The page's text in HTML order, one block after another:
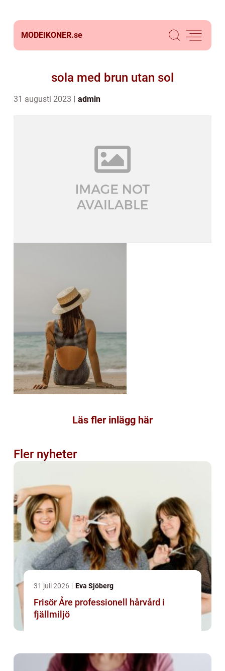
MODEIKONER.se
sola med brun utan sol
31 augusti 2023 admin
Läs fler inlägg här
Fler nyheter
31 juli 2026 Eva Sjöberg
Frisör Åre professionell hårvård i
fjällmiljö